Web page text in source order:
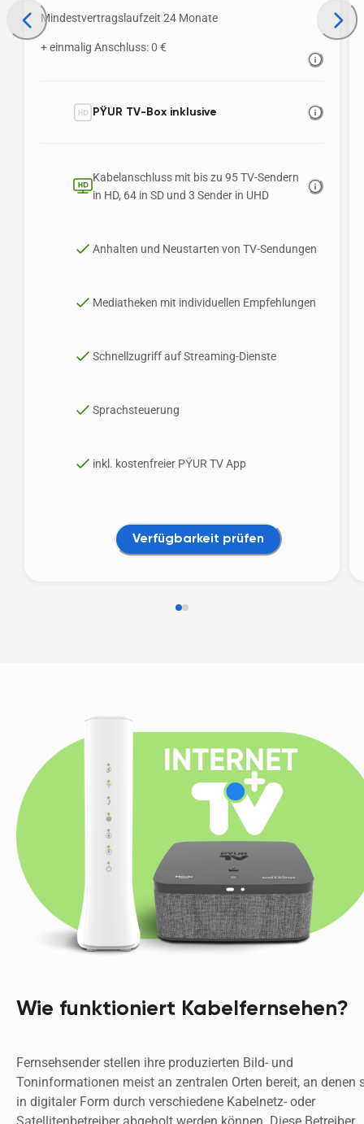
Mindestvertragslaufzeit 24 Monate
+ einmalig Anschluss: 0 €
PŸUR TV-Box inklusive
Kabelanschluss mit bis zu 95 TV-Sendern
in HD, 64 in SD und 3 Sender in UHD
Anhalten und Neustarten von TV-Sendungen
Mediatheken mit individuellen Empfehlungen
Schnellzugriff auf Streaming-Dienste
Sprachsteuerung
inkl. kostenfreier PŸUR TV App
Verfügbarkeit prüfen
Wie funktioniert Kabelfernsehen?
Fernsehsender stellen ihre produzierten Bild- und
Toninformationen meist an zentralen Orten bereit, an denen
in digitaler Form durch verschiedene Kabelnetz- oder
Satellitenbetreiber abgeholt werden können. Diese Betreiber